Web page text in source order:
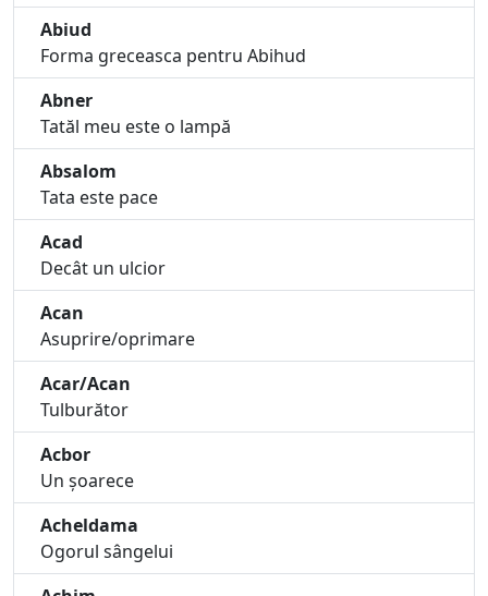
Abiud
Forma greceasca pentru Abihud
Abner
Tatăl meu este o lampă
Absalom
Tata este pace
Acad
Decât un ulcior
Acan
Asuprire/oprimare
Acar/Acan
Tulburător
Acbor
Un șoarece
Acheldama
Ogorul sângelui